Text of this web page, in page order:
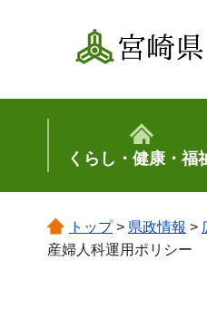
宮崎県
くらし・健康・福
トップ> 県政情報 >
産婦人科運用ポリシー